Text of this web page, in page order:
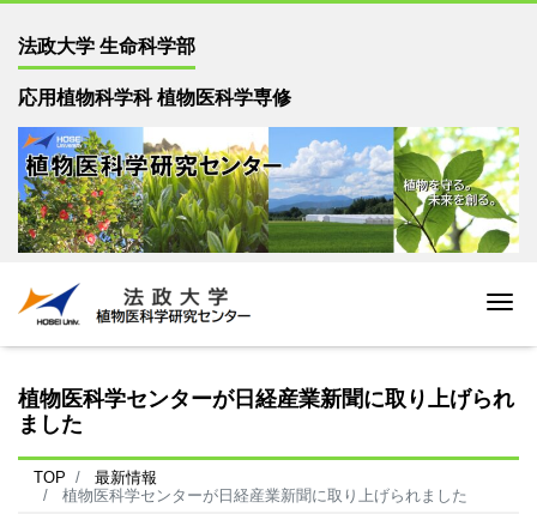
法政大学 生命科学部
応用植物科学科 植物医科学専修
植物医科学センターが日経産業新聞に取り上げられ
ました
TOP
最新情報
植物医科学センターが日経産業新聞に取り上げられました